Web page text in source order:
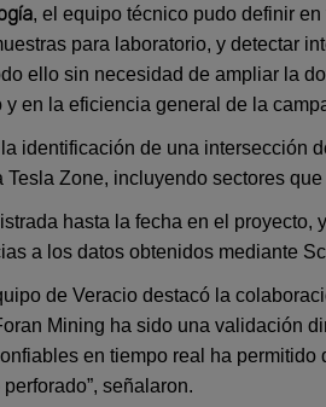
, el equipo técnico pudo definir
para laboratorio, y detectar
ello sin necesidad de ampliar la
en la eficiencia general de la
identificación de una intersección
Zone, incluyendo sectores
hasta la fecha en el
a los datos obtenidos mediante
de Veracio destacó la
Mining ha sido una validación
en tiempo real ha
señalaron.